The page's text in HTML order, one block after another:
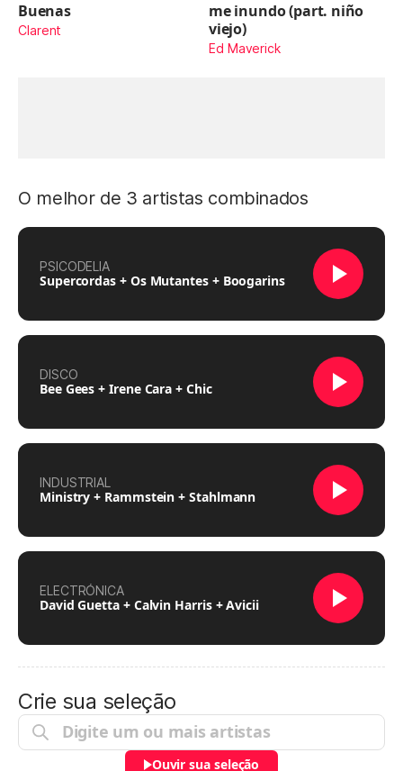
Buenas
Clarent
me inundo (part. niño
viejo)
Ed Maverick
O melhor de 3 artistas combinados
PSICODELIA
Supercordas + Os Mutantes + Boogarins
DISCO
Bee Gees + Irene Cara + Chic
INDUSTRIAL
Ministry + Rammstein + Stahlmann
ELECTRÓNICA
David Guetta + Calvin Harris + Avicii
Crie sua seleção
Ouvir sua seleção